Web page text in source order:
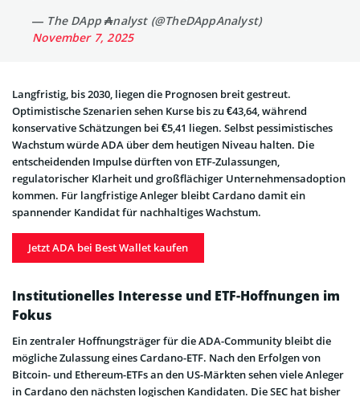
— The DApp ₳nalyst (@TheDAppAnalyst)
November 7, 2025
Langfristig, bis 2030, liegen die Prognosen breit gestreut.
Optimistische Szenarien sehen Kurse bis zu €43,64, während
konservative Schätzungen bei €5,41 liegen. Selbst pessimistisches
Wachstum würde ADA über dem heutigen Niveau halten. Die
entscheidenden Impulse dürften von ETF-Zulassungen,
regulatorischer Klarheit und großflächiger Unternehmensadoption
kommen. Für langfristige Anleger bleibt Cardano damit ein
spannender Kandidat für nachhaltiges Wachstum.
Jetzt ADA bei Best Wallet kaufen
Institutionelles Interesse und ETF-Hoffnungen im
Fokus
Ein zentraler Hoffnungsträger für die ADA-Community bleibt die
mögliche Zulassung eines Cardano-ETF. Nach den Erfolgen von
Bitcoin- und Ethereum-ETFs an den US-Märkten sehen viele Anleger
in Cardano den nächsten logischen Kandidaten. Die SEC hat bisher